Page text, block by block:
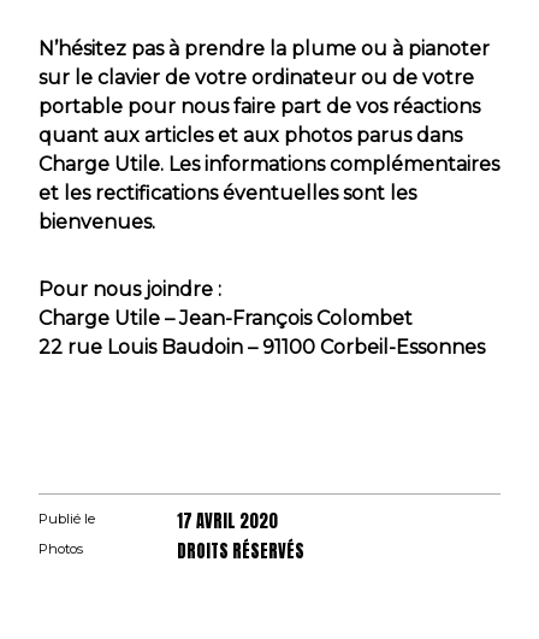
N’hésitez pas à prendre la plume ou à pianoter
sur le clavier de votre ordinateur ou de votre
portable pour nous faire part de vos réactions
quant aux articles et aux photos parus dans
Charge Utile. Les informations complémentaires
et les rectifications éventuelles sont les
bienvenues.
Pour nous joindre :
Charge Utile – Jean-François Colombet
22 rue Louis Baudoin – 91100 Corbeil-Essonnes
Publié le 17 AVRIL 2020
Photos DROITS RÉSERVÉS